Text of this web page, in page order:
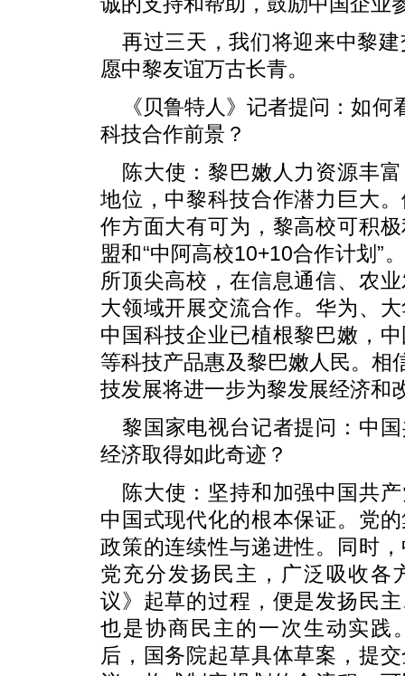
再过三天，我们将迎来中黎
愿中黎友谊万古长青。
《贝鲁特人》记者提问：如何
科技合作前景？
陈大使：黎巴嫩人力资源丰
地位，中黎科技合作潜力巨大
作方面大有可为，黎高校可积
盟和“中阿高校10+10合作计划”
所顶尖高校，在信息通信、农
大领域开展交流合作。华为、
中国科技企业已植根黎巴嫩，
等科技产品惠及黎巴嫩人民。相
技发展将进一步为黎发展经济和
黎国家电视台记者提问：中
经济取得如此奇迹？
陈大使：坚持和加强中国共
中国式现代化的根本保证。党
政策的连续性与递进性。同时
党充分发扬民主，广泛吸收各
议》起草的过程，便是发扬民
也是协商民主的一次生动实践
后，国务院起草具体草案，提